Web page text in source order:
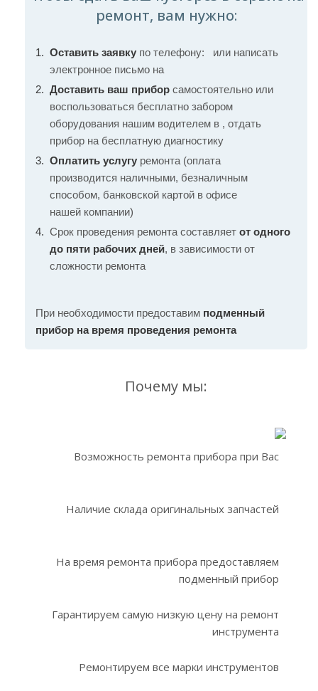
ремонт, вам нужно:
Оставить заявку по телефону:
или написать
электронное письмо на
Доставить ваш прибор самостоятельно или
воспользоваться бесплатно забором
оборудования нашим водителем в , отдать
прибор на бесплатную диагностику
Оплатить услугу ремонта (оплата
производится наличными, безналичным
способом, банковской картой в офисе
нашей компании)
Срок проведения ремонта составляет от одного
до пяти рабочих дней, в зависимости от
сложности ремонта
При необходимости предоставим подменный
прибор на время проведения ремонта
Почему мы:
Возможность ремонта прибора при Вас
Наличие склада оригинальных запчастей
На время ремонта прибора предоставляем
подменный прибор
Гарантируем самую низкую цену на ремонт
инструмента
Ремонтируем все марки инструментов